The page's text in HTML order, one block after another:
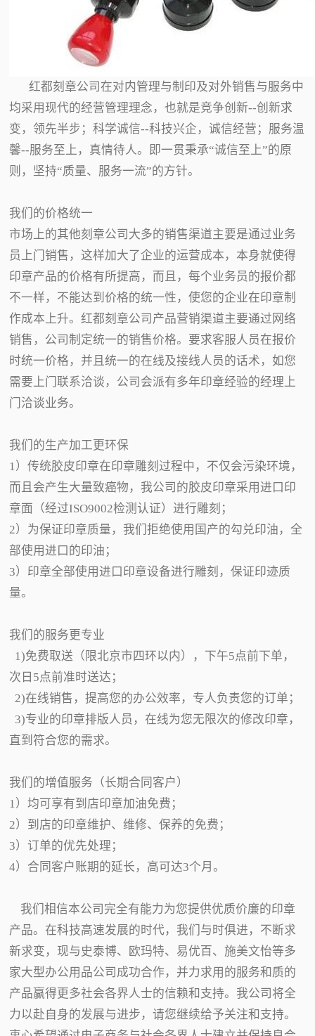
红都刻章公司在对内管理与制印及对外销售与服务中
均采用现代的经营管理理念，也就是竞争创新--创新求
变，领先半步；科学诚信--科技兴企，诚信经营；服务温
馨--服务至上，真情待人。即一贯秉承“诚信至上”的原
则，坚持“质量、服务一流”的方针。
我们的价格统一
市场上的其他刻章公司大多的销售渠道主要是通过业务
员上门销售，这样加大了企业的运营成本，本身就使得
印章产品的价格有所提高，而且，每个业务员的报价都
不一样，不能达到价格的统一性，使您的企业在印章制
作成本上升。红都刻章公司产品营销渠道主要通过网络
销售，公司制定统一的销售价格。要求客服人员在报价
时统一价格，并且统一的在线及接线人员的话术，如您
需要上门联系洽谈，公司会派有多年印章经验的经理上
门洽谈业务。
我们的生产加工更环保
1）传统胶皮印章在印章雕刻过程中，不仅会污染环境，
而且会产生大量致癌物，我公司的胶皮印章采用进口印
章面（经过ISO9002检测认证）进行雕刻；
2）为保证印章质量，我们拒绝使用国产的勾兑印油，全
部使用进口的印油；
3）印章全部使用进口印章设备进行雕刻，保证印迹质
量。
我们的服务更专业
1)免费取送（限北京市四环以内），下午5点前下单，
次日5点前准时送达；
2)在线销售，提高您的办公效率，专人负责您的订单；
3)专业的印章排版人员，在线为您无限次的修改印章，
直到符合您的需求。
我们的增值服务（长期合同客户）
1）均可享有到店印章加油免费；
2）到店的印章维护、维修、保养的免费；
3）订单的优先处理；
4）合同客户账期的延长，高可达3个月。
我们相信本公司完全有能力为您提供优质价廉的印章
产品。在科技高速发展的时代，我们与时俱进，不断求
新求变，现与史泰博、欧玛特、易优百、施美文怡等多
家大型办公用品公司成功合作，并力求用的服务和质的
产品赢得更多社会各界人士的信赖和支持。我公司将全
力以赴自身的发展与进步，请您继续给予关注和支持。